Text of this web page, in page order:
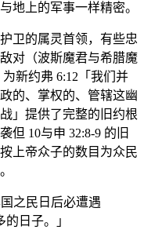
地上的军事一样精密。
卫的属灵首领，有些忠
对（波斯魔君与希腊魔
新约弗 6:12「我们并
的、掌权的、管辖这幽
」提供了完整的旧约根
但 10与申 32:8-9 的旧
上帝众子的数目为众民
之民日后必遭遇
日子。」